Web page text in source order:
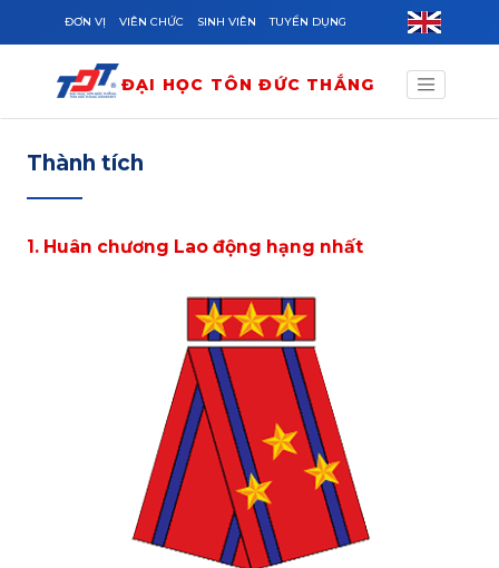
Skip to main content
ĐƠN VỊ VIÊN CHỨC SINH VIÊN TUYỂN DỤNG
ĐẠI HỌC TÔN ĐỨC THẮNG
Thành tích
1. Huân chương Lao động hạng nhất